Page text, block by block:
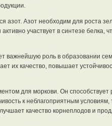
азот. Азот необходим для роста
участвует в синтезе белка,
важнейшую роль в образовании
их качество, повышает
для моркови. Он способствует
к неблагоприятным условиям,
качество корнеплодов и